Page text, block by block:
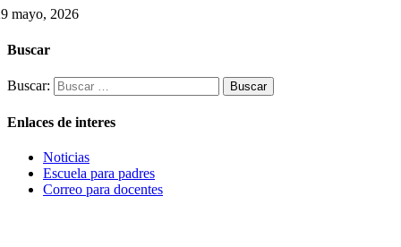
mayo, 2026
Buscar
Buscar:
Enlaces de interes
Noticias
Escuela para padres
Correo para docentes